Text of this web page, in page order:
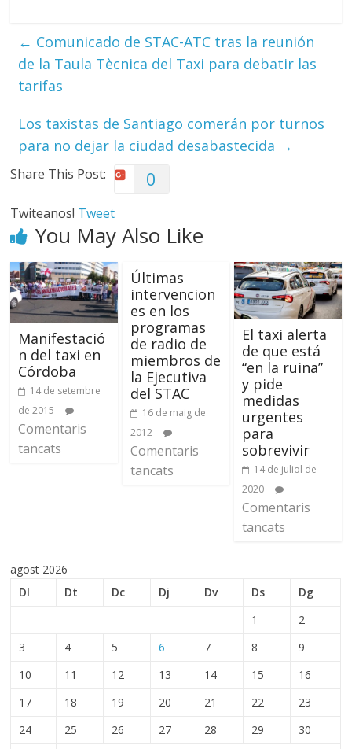
← Comunicado de STAC-ATC tras la reunión
de la Taula Tècnica del Taxi para debatir las
tarifas
Los taxistas de Santiago comerán por turnos
para no dejar la ciudad desabastecida →
Share This Post: 0
Twiteanos! Tweet
You May Also Like
Manifestació
n del taxi en
Córdoba
14 de setembre
de 2015
Comentaris
tancats
Últimas
intervencion
es en los
programas
de radio de
miembros de
la Ejecutiva
del STAC
16 de maig de
2012
Comentaris
tancats
El taxi alerta
de que está
“en la ruina”
y pide
medidas
urgentes
para
sobrevivir
14 de juliol de
2020
Comentaris
tancats
agost 2026
Dl
Dt Dc Dj Dv Ds
Dg
1
2
3
4 5 6 7 8
9
10
11 12 13 14 15
16
17
18 19 20 21 22
23
24
25 26 27 28 29
30